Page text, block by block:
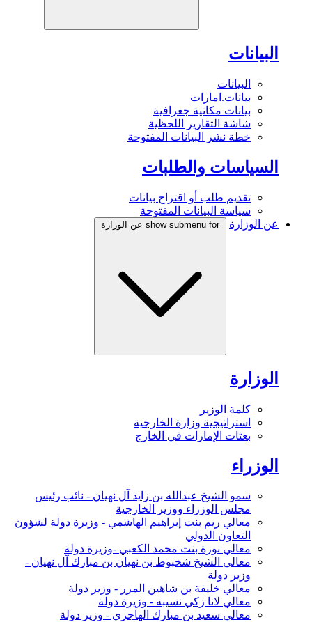
البيانات
البيانات
بيانات.امارات
بيانات مكانية جغرافية
شاشة التقارير اللحظية
خطة نشر البيانات المفتوحة
السياسات والطلبات
تقديم طلب أو اقتراح بيانات
سياسة البيانات المفتوحة
عن الوزارة
show submenu for عن الوزارة
الوزارة
كلمة الوزير
استراتيجية وزارة الخارجية
بعثات الإمارات في الخارج
الوزراء
سمو الشيخ عبدالله بن زايد آل نهيان - نائب رئيس
مجلس الوزراء ووزير الخارجية
معالي ريم بنت إبراهيم الهاشمي - وزيرة دولة لشؤون
التعاون الدولي
معالي نورة بنت محمد الكعبي -وزيرة دولة
معالي الشيخ شخبوط بن نهيان بن مبارك آل نهيان -
وزير دولة
معالي خليفة بن شاهين المرر - وزير دولة
معالي لانا زكي نسيبه - وزيرة دولة
معالي سعيد بن مبارك الهاجري - وزير دولة